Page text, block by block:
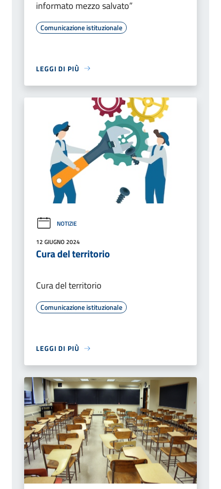
informato mezzo salvato”
Comunicazione istituzionale
LEGGI DI PIÙ
NOTIZIE
12 GIUGNO 2024
Cura del territorio
Cura del territorio
Comunicazione istituzionale
LEGGI DI PIÙ